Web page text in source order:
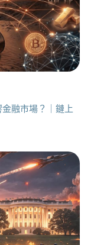
融市場？｜鏈上